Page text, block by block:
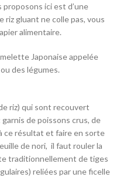
ici est d’une
riz gluant ne colle pas, vous
alimentaire.
Japonaise appelée
des légumes.
riz) qui sont recouvert
de poissons crus, de
ce résultat et faire en sorte
de nori, il faut rouler la
traditionnellement de tiges
reliées par une ficelle